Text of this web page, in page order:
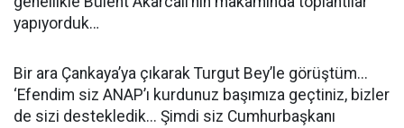
yapıyorduk…
Bir ara Çankaya’ya çıkarak Turgut Bey’le görüştüm...
‘Efendim siz ANAP’ı kurdunuz başımıza geçtiniz, bizler
de sizi destekledik... Şimdi siz Cumhurbaşkanı